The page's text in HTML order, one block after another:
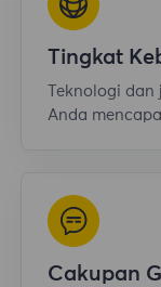
Tingkat
Teknologi
Anda
Cakupan